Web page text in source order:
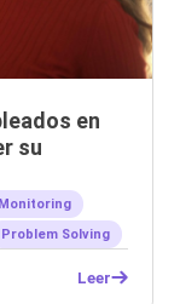
en
su
Problem Solving
Leer